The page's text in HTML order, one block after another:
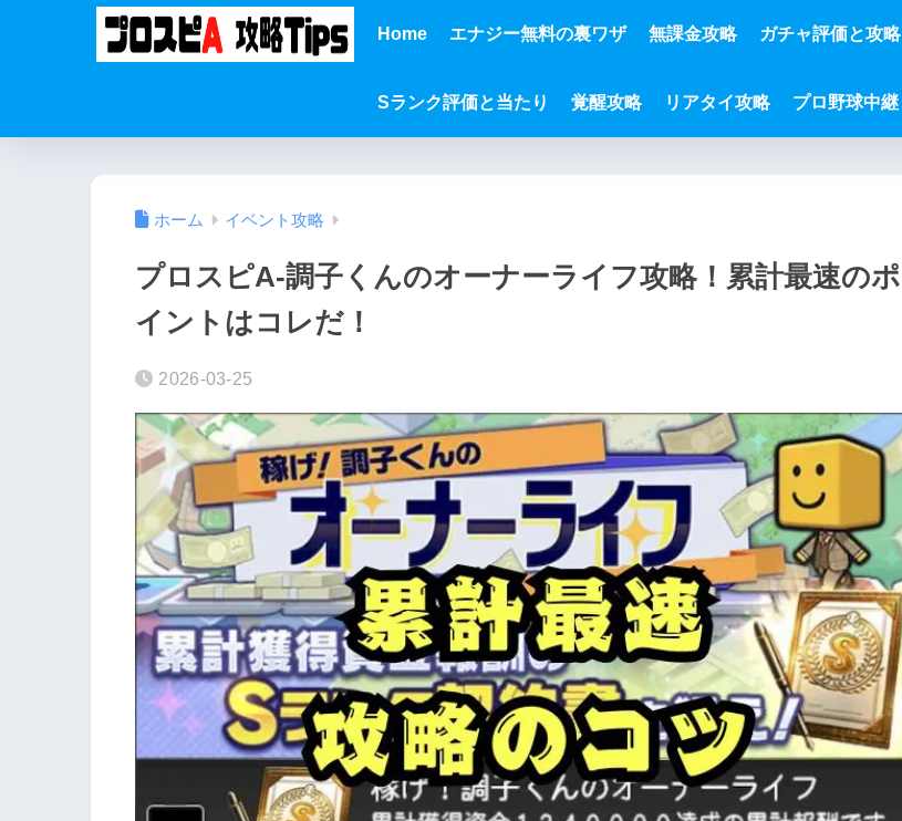
Home エナジー無料の裏ワザ 無課金攻略 ガチャ評価と攻略
Sランク評価と当たり 覚醒攻略 リアタイ攻略 プロ野球中継
ホーム イベント攻略
プロスピA-調子くんのオーナーライフ攻略！累計最速のポ
イントはコレだ！
2026-03-25